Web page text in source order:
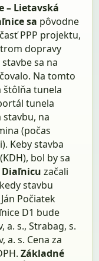
– Lietavská
sa pôvodne
PPP projektu,
dopravy
sa na
Na tomto
štôlňa tunela
tunela
na
(počas
Keby stavba
bol by sa
Diaľnicu začali
stavbu
Počiatek
D1 bude
s., Strabag, s.
a. s. Cena za
Základné